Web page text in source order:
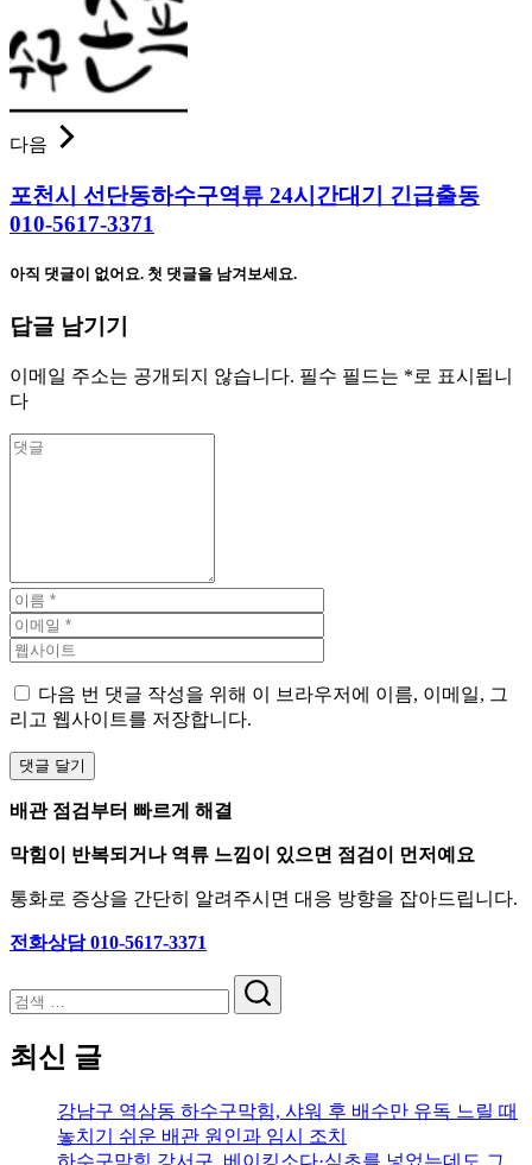
다음
포천시 선단동하수구역류 24시간대기 긴급출동
010-5617-3371
아직 댓글이 없어요. 첫 댓글을 남겨보세요.
답글 남기기
이메일 주소는 공개되지 않습니다. 필수 필드는 *로 표시됩니
다
다음 번 댓글 작성을 위해 이 브라우저에 이름, 이메일, 그
리고 웹사이트를 저장합니다.
배관 점검부터 빠르게 해결
막힘이 반복되거나 역류 느낌이 있으면 점검이 먼저예요
통화로 증상을 간단히 알려주시면 대응 방향을 잡아드립니다.
전화상담 010-5617-3371
검
최신 글
강남구 역삼동 하수구막힘, 샤워 후 배수만 유독 느릴 때
놓치기 쉬운 배관 원인과 임시 조치
하수구막힘 강서구, 베이킹소다·식초를 넣었는데도 그